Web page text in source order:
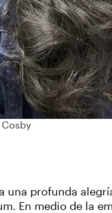
Cosby
una profunda
En medio de la